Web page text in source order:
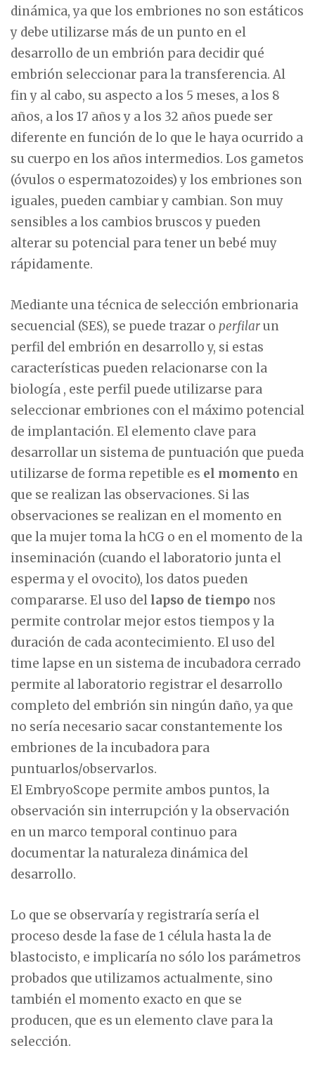
dinámica, ya que los embriones no son estáticos
y debe utilizarse más de un punto en el
desarrollo de un embrión para decidir qué
embrión seleccionar para la transferencia. Al
fin y al cabo, su aspecto a los 5 meses, a los 8
años, a los 17 años y a los 32 años puede ser
diferente en función de lo que le haya ocurrido a
su cuerpo en los años intermedios. Los gametos
(óvulos o espermatozoides) y los embriones son
iguales, pueden cambiar y cambian. Son muy
sensibles a los cambios bruscos y pueden
alterar su potencial para tener un bebé muy
rápidamente.
Mediante una técnica de selección embrionaria
secuencial (SES), se puede trazar o perfilarun
perfil del embrión en desarrollo y, si estas
características pueden relacionarse con la
biología , este perfil puede utilizarse para
seleccionar embriones con el máximo potencial
de implantación. El elemento clave para
desarrollar un sistema de puntuación que pueda
utilizarse de forma repetible es el momento en
que se realizan las observaciones. Si las
observaciones se realizan en el momento en
que la mujer toma la hCG o en el momento de la
inseminación (cuando el laboratorio junta el
esperma y el ovocito), los datos pueden
compararse. El uso del lapso de tiempo nos
permite controlar mejor estos tiempos y la
duración de cada acontecimiento. El uso del
time lapse en un sistema de incubadora cerrado
permite al laboratorio registrar el desarrollo
completo del embrión sin ningún daño, ya que
no sería necesario sacar constantemente los
embriones de la incubadora para
puntuarlos/observarlos.
El EmbryoScope permite ambos puntos, la
observación sin interrupción y la observación
en un marco temporal continuo para
documentar la naturaleza dinámica del
desarrollo.
Lo que se observaría y registraría sería el
proceso desde la fase de 1 célula hasta la de
blastocisto, e implicaría no sólo los parámetros
probados que utilizamos actualmente, sino
también el momento exacto en que se
producen, que es un elemento clave para la
selección.